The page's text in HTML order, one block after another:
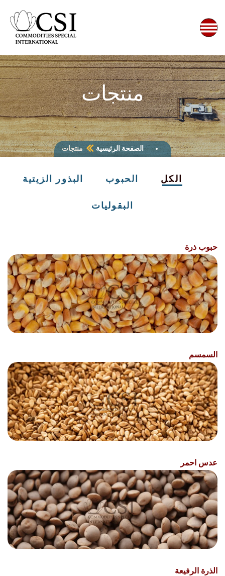
منتجات
الصفحة الرئيسية منتجات
الكل الحبوب البذور الزيتية
البقوليات
حبوب ذرة
السمسم
عدس احمر
الذرة الرفيعة